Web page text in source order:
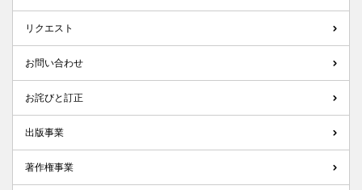
リクエスト
お問い合わせ
お詫びと訂正
出版事業
著作権事業